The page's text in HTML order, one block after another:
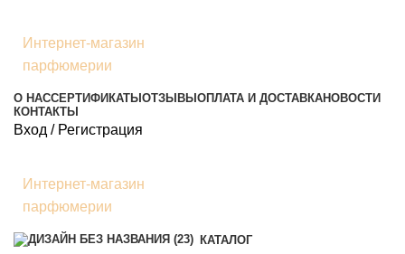
Интернет-магазин
парфюмерии
О НАССЕРТИФИКАТЫ ОТЗЫВЫ ОПЛАТА И ДОСТАВКАНОВОСТИ
КОНТАКТЫ
Вход / Регистрация
Интернет-магазин
парфюмерии
КАТАЛОГ